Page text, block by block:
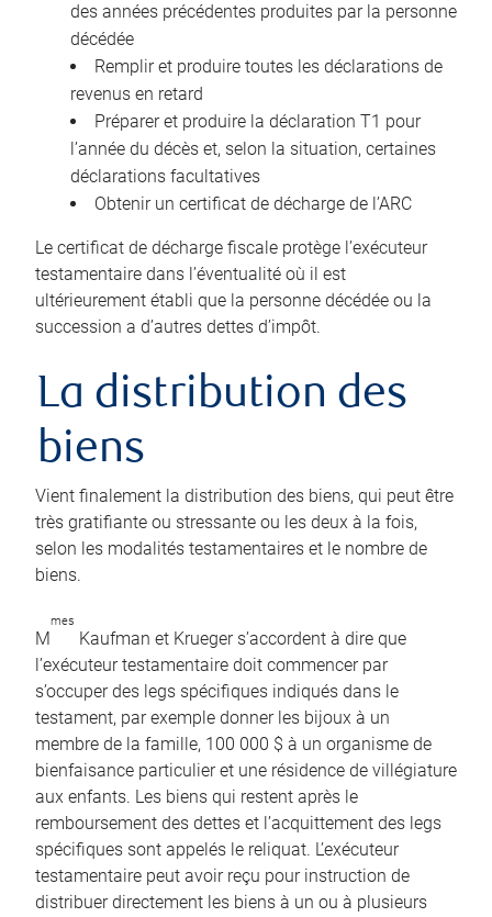
des années précédentes produites par la personne
décédée
Remplir et produire toutes les déclarations de
revenus en retard
Préparer et produire la déclaration T1 pour
l’année du décès et, selon la situation, certaines
déclarations facultatives
Obtenir un certificat de décharge de l’ARC
Le certificat de décharge fiscale protège l’exécuteur
testamentaire dans l’éventualité où il est
ultérieurement établi que la personne décédée ou la
succession a d’autres dettes d’impôt.
La distribution des
biens
Vient finalement la distribution des biens, qui peut être
très gratifiante ou stressante ou les deux à la fois,
selon les modalités testamentaires et le nombre de
biens.
M
mes
Kaufman et Krueger s’accordent à dire que
l’exécuteur testamentaire doit commencer par
s’occuper des legs spécifiques indiqués dans le
testament, par exemple donner les bijoux à un
membre de la famille, 100 000 $ à un organisme de
bienfaisance particulier et une résidence de villégiature
aux enfants. Les biens qui restent après le
remboursement des dettes et l’acquittement des legs
spécifiques sont appelés le reliquat. L’exécuteur
testamentaire peut avoir reçu pour instruction de
distribuer directement les biens à un ou à plusieurs